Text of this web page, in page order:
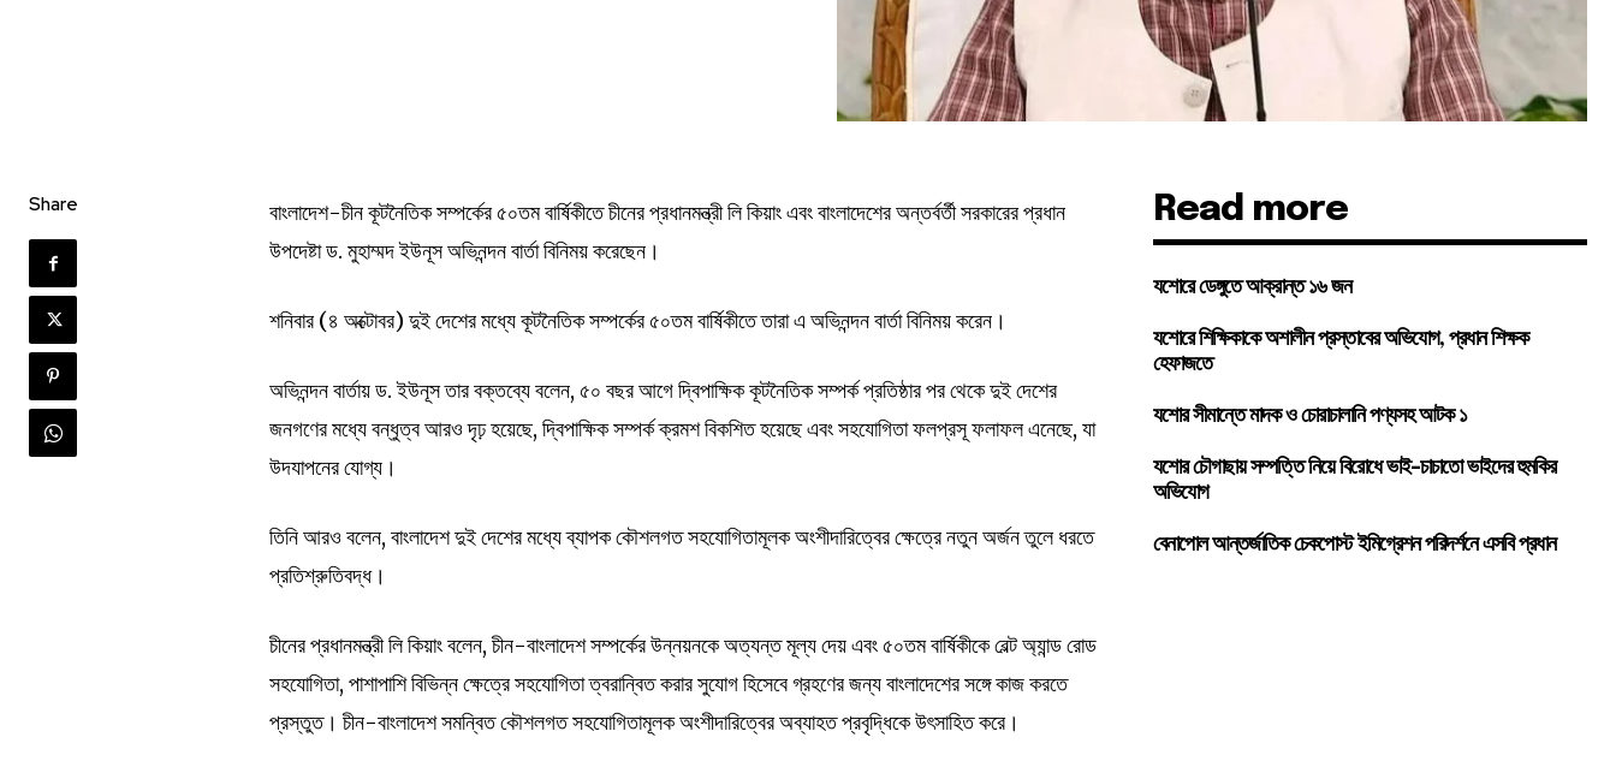
Share
বাংলাদেশ-চীন কূটনৈতিক সম্পর্কের ৫০তম বার্ষিকীতে চীনের প্রধানমন্ত্রী লি কিয়াং এবং বাংলাদেশের অন্তর্বর্তী সরকারের প্রধান
উপদেষ্টা ড. মুহাম্মদ ইউনূস অভিনন্দন বার্তা বিনিময় করেছেন।
শনিবার (৪ অক্টোবর) দুই দেশের মধ্যে কূটনৈতিক সম্পর্কের ৫০তম বার্ষিকীতে তারা এ অভিনন্দন বার্তা বিনিময় করেন।
অভিনন্দন বার্তায় ড. ইউনূস তার বক্তব্যে বলেন, ৫০ বছর আগে দ্বিপাক্ষিক কূটনৈতিক সম্পর্ক প্রতিষ্ঠার পর থেকে দুই দেশের
জনগণের মধ্যে বন্ধুত্ব আরও দৃঢ় হয়েছে, দ্বিপাক্ষিক সম্পর্ক ক্রমশ বিকশিত হয়েছে এবং সহযোগিতা ফলপ্রসূ ফলাফল এনেছে, যা
উদযাপনের যোগ্য।
তিনি আরও বলেন, বাংলাদেশ দুই দেশের মধ্যে ব্যাপক কৌশলগত সহযোগিতামূলক অংশীদারিত্বের ক্ষেত্রে নতুন অর্জন তুলে ধরতে
প্রতিশ্রুতিবদ্ধ।
চীনের প্রধানমন্ত্রী লি কিয়াং বলেন, চীন-বাংলাদেশ সম্পর্কের উন্নয়নকে অত্যন্ত মূল্য দেয় এবং ৫০তম বার্ষিকীকে বেল্ট অ্যান্ড রোড
সহযোগিতা, পাশাপাশি বিভিন্ন ক্ষেত্রে সহযোগিতা ত্বরান্বিত করার সুযোগ হিসেবে গ্রহণের জন্য বাংলাদেশের সঙ্গে কাজ করতে
প্রস্তুত। চীন-বাংলাদেশ সমন্বিত কৌশলগত সহযোগিতামূলক অংশীদারিত্বের অব্যাহত প্রবৃদ্ধিকে উৎসাহিত করে।
Read more
যশোরে ডেঙ্গুতে আক্রান্ত ১৬ জন
যশোরে শিক্ষিকাকে অশালীন প্রস্তাবের অভিযোগ, প্রধান শিক্ষক
হেফাজতে
যশোর সীমান্তে মাদক ও চোরাচালানি পণ্যসহ আটক ১
যশোর চৌগাছায় সম্পত্তি নিয়ে বিরোধে ভাই-চাচাতো ভাইদের হুমকির
অভিযোগ
বেনাপোল আন্তর্জাতিক চেকপোস্ট ইমিগ্রেশন পরিদর্শনে এসবি প্রধান